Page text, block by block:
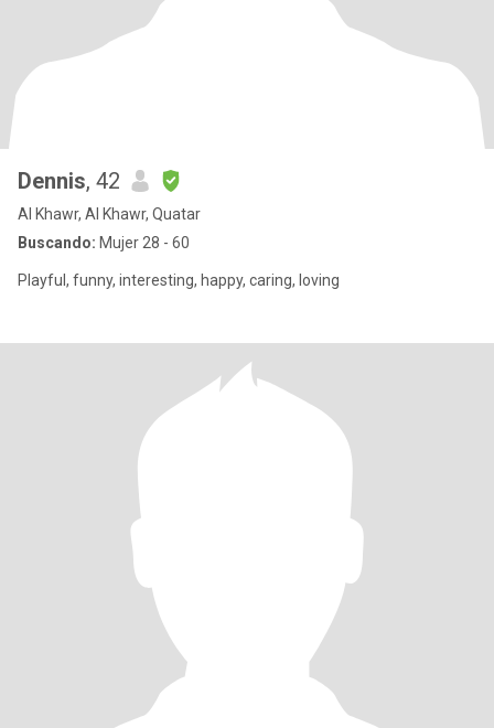
Dennis, 42
Al Khawr, Al Khawr, Quatar
Buscando: Mujer 28 - 60
Playful, funny, interesting, happy, caring, loving